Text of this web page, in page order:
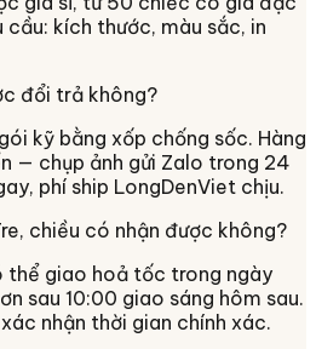
kích thước, màu sắc, in
đổi trả không?
kỹ bằng xốp chống sốc. Hàng
— chụp ảnh gửi Zalo trong 24
phí ship LongDenViet chịu.
chiều có nhận được không?
giao hoả tốc trong ngày
sau 10:00 giao sáng hôm sau.
nhận thời gian chính xác.